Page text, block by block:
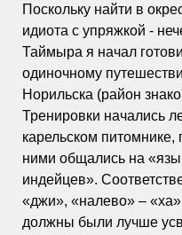
Поскольку найти в
идиота с упряжкой -
Таймыра я начал
одиночному
Норильска (район
Тренировки начались
карельском питомнике,
ними общались на
индейцев».
«джи», «налево» –
должны были лучше